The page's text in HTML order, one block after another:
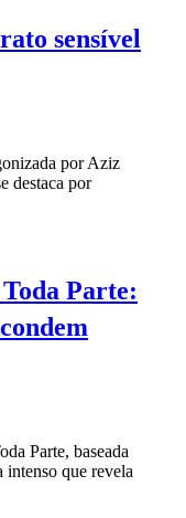
sensível
por Aziz
destaca por
Parte:
Parte, baseada
intenso que revela